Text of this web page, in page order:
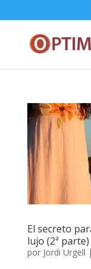
El secreto
lujo (2ª parte)
por Jordi Urgell |